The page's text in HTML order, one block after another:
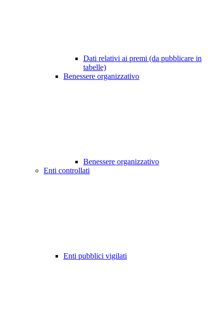
Dati relativi ai premi (da pubblicare in
tabelle)
Benessere organizzativo
Benessere organizzativo
Enti controllati
Enti pubblici vigilati